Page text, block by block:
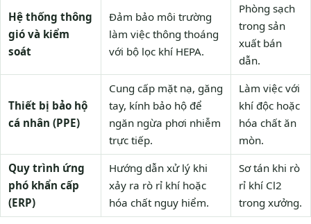
Hệ thống thông
gió và kiểm
soát
Đảm bảo môi trường
làm việc thông thoáng
với bộ lọc khí HEPA.
Phòng sạch
trong sản
xuất bán
dẫn.
Thiết bị bảo hộ
cá nhân (PPE)
Cung cấp mặt nạ, găng
tay, kính bảo hộ để
ngăn ngừa phơi nhiễm
trực tiếp.
Làm việc với
khí độc hoặc
hóa chất ăn
mòn.
Quy trình ứng
phó khẩn cấp
(ERP)
Hướng dẫn xử lý khi
xảy ra rò rỉ khí hoặc
hóa chất nguy hiểm.
Sơ tán khi rò
rỉ khí Cl2
trong xưởng.